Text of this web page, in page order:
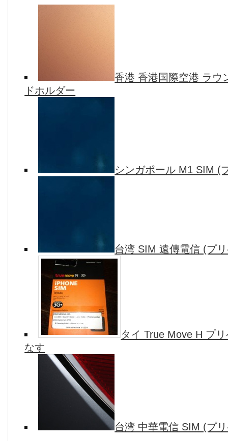
香港 香港国際空港 ラウ
ドホルダー
シンガポール M1 SIM (
台湾 SIM 遠傳電信 (プ
タイ True Move H プ
なす
台湾 中華電信 SIM (プ